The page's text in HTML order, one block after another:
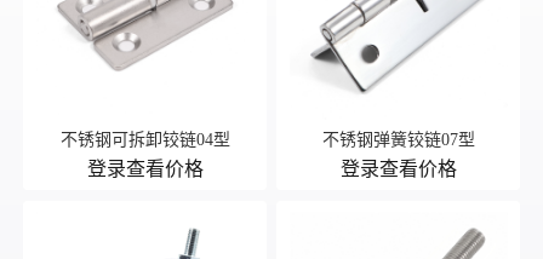
不锈钢可拆卸铰链04型
登录查看价格
不锈钢弹簧铰链07型
登录查看价格